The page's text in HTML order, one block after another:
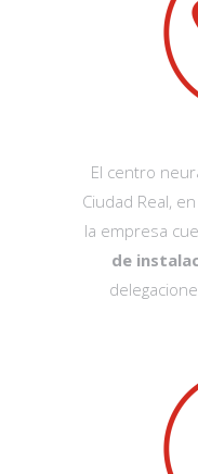
El centro
Ciudad Real,
la empresa
de